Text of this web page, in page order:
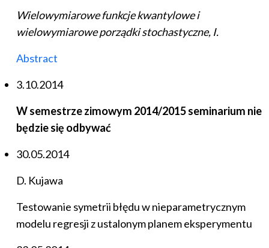
Wielowymiarowe funkcje kwantylowe i
wielowymiarowe porządki stochastyczne, I.
Abstract
3.10.2014
W semestrze zimowym 2014/2015 seminarium nie
będzie się odbywać
30.05.2014
D. Kujawa
Testowanie symetrii błędu w nieparametrycznym
modelu regresji z ustalonym planem eksperymentu